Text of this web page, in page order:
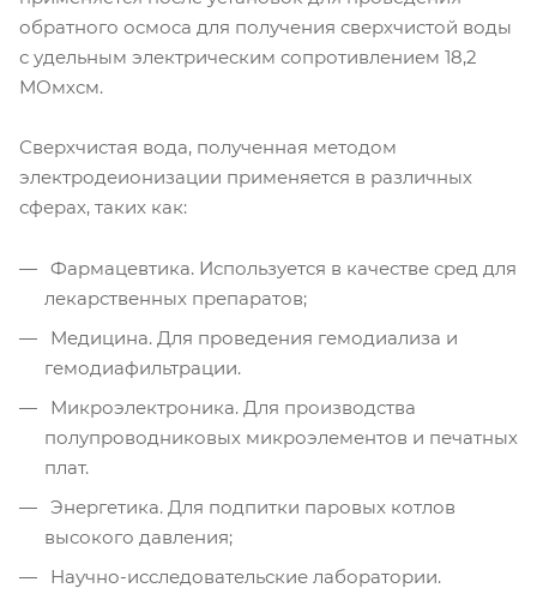
обратного осмоса для получения сверхчистой воды
с удельным электрическим сопротивлением 18,2
МОмхсм.
Сверхчистая вода, полученная методом
электродеионизации применяется в различных
сферах, таких как:
Фармацевтика. Используется в качестве сред для
лекарственных препаратов;
Медицина. Для проведения гемодиализа и
гемодиафильтрации.
Микроэлектроника. Для производства
полупроводниковых микроэлементов и печатных
плат.
Энергетика. Для подпитки паровых котлов
высокого давления;
Научно-исследовательские лаборатории.